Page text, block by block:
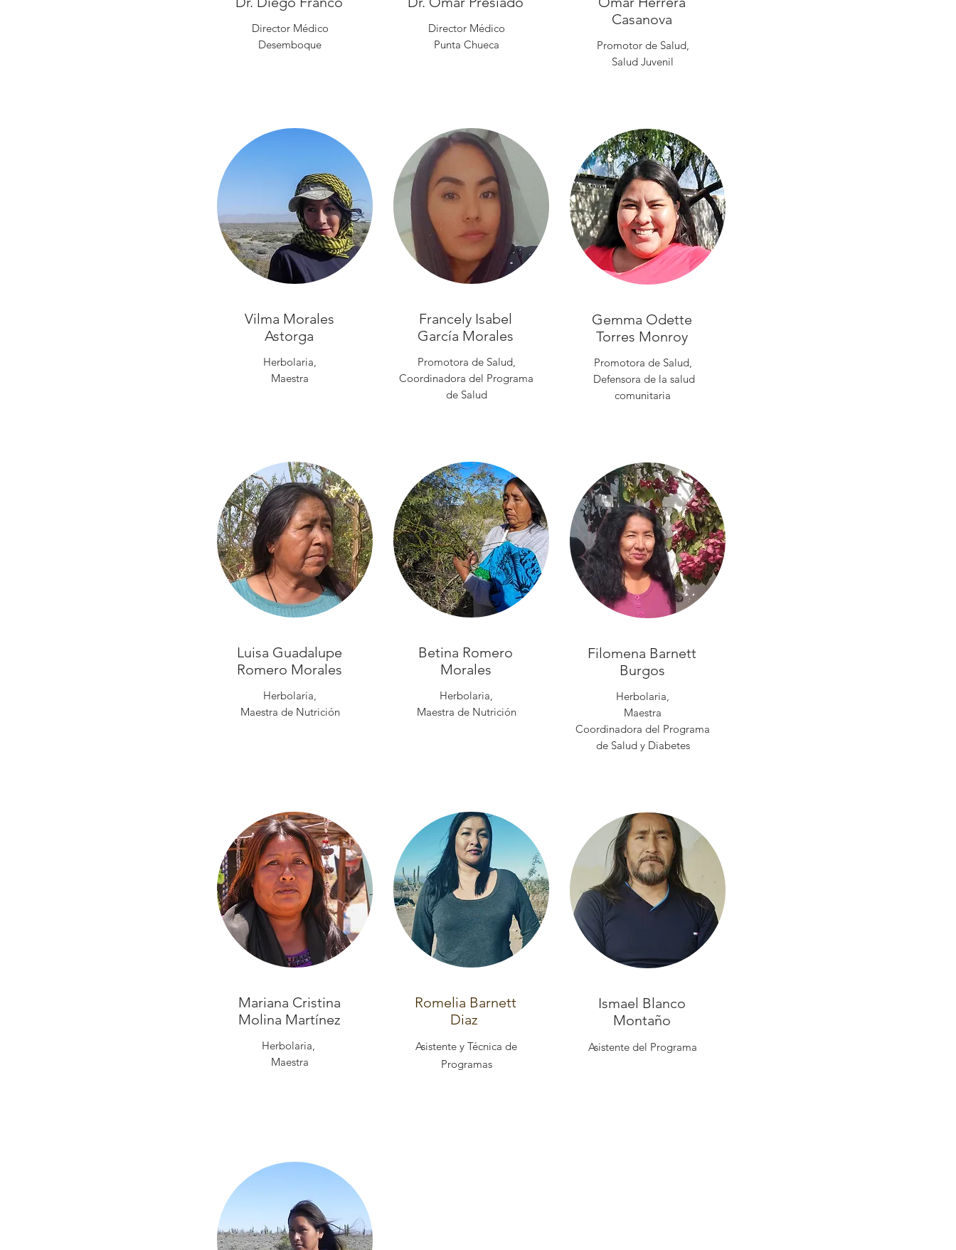
Director Médico
Desemboque
Vilma Morales
Astorga
Herbolaria,
Maestra
Luisa Guadalupe
Romero Morales
Herbolaria,
Maestra de Nutrición
Mariana Cristina
Molina Martínez
Herbolaria,
Maestra
Director Médico
Punta Chueca
Francely Isabel
García Morales
Promotora de Salud,
Coordinadora del Programa
de Salud
Betina Romero
Morales
Herbolaria,
Maestra de Nutrición
Romelia Barnett
Diaz
Asistente y Técnica de
Programas
Casanova
Promotor de Salud,
Salud Juvenil
Gemma Odette
Torres Monroy
Promotora de Salud,
Defensora de la salud
comunitaria
Filomena Barnett
Burgos
Herbolaria,
Maestra
Coordinadora del Programa
de Salud y Diabetes
Ismael Blanco
Montaño
Asistente del Programa